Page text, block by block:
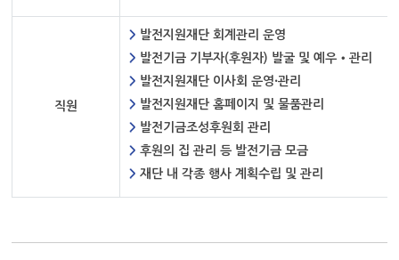
직원
발전지원재단 회계관리 운영
발전기금 기부자(후원자) 발굴 및 예우‧관리
발전지원재단 이사회 운영⸱관리
발전지원재단 홈페이지 및 물품관리
발전기금조성후원회 관리
후원의 집 관리 등 발전기금 모금
재단 내 각종 행사 계획수립 및 관리